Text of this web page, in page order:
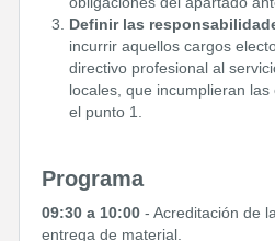
Definir las
incurrir aquellos cargos
directivo profesional al
locales, que incumplieran
el punto 1.
Programa
09:30 a 10:00 - Acreditación de
entrega de material.